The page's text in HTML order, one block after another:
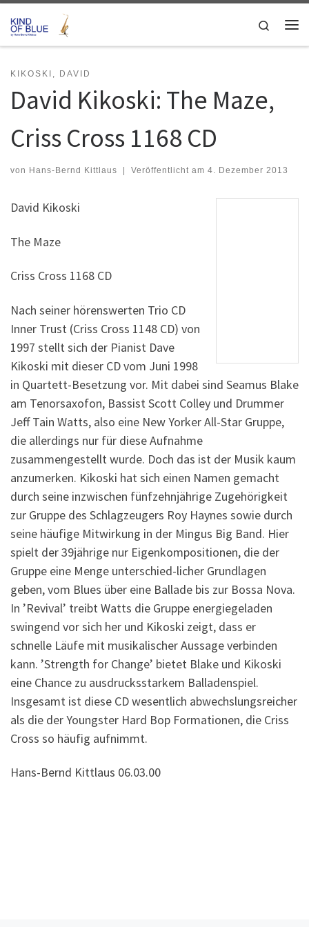
Zum Inhalt springen
Search
KIKOSKI, DAVID
David Kikoski: The Maze,
Criss Cross 1168 CD
von Hans-Bernd Kittlaus Veröffentlicht am 4. Dezember 2013
David Kikoski
The Maze
Criss Cross 1168 CD
Nach seiner hörenswerten Trio CD
Inner Trust (Criss Cross 1148 CD) von
1997 stellt sich der Pianist Dave
Kikoski mit dieser CD vom Juni 1998
in Quartett-Besetzung vor. Mit dabei sind Seamus Blake
am Tenorsaxofon, Bassist Scott Colley und Drummer
Jeff Tain Watts, also eine New Yorker All-Star Gruppe,
die allerdings nur für diese Aufnahme
zusammengestellt wurde. Doch das ist der Musik kaum
anzumerken. Kikoski hat sich einen Namen gemacht
durch seine inzwischen fünfzehnjährige Zugehörigkeit
zur Gruppe des Schlagzeugers Roy Haynes sowie durch
seine häufige Mitwirkung in der Mingus Big Band. Hier
spielt der 39jährige nur Eigenkompositionen, die der
Gruppe eine Menge unterschied-licher Grundlagen
geben, vom Blues über eine Ballade bis zur Bossa Nova.
In ’Revival’ treibt Watts die Gruppe energiegeladen
swingend vor sich her und Kikoski zeigt, dass er
schnelle Läufe mit musikalischer Aussage verbinden
kann. ’Strength for Change’ bietet Blake und Kikoski
eine Chance zu ausdrucksstarkem Balladenspiel.
Insgesamt ist diese CD wesentlich abwechslungsreicher
als die der Youngster Hard Bop Formationen, die Criss
Cross so häufig aufnimmt.
Hans-Bernd Kittlaus 06.03.00